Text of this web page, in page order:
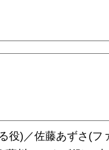
役)／佐藤あずさ(フ